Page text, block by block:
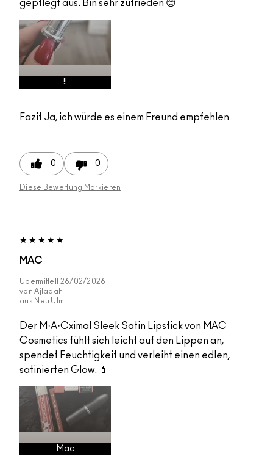
gepflegt aus. Bin sehr zufrieden 😊
!!
Fazit Ja, ich würde es einem Freund empfehlen
0 0
Diese Bewertung Markieren
MAC
Übermittelt 26/02/2026
von Ajlaaah
aus Neu Ulm
Der M·A·Cximal Sleek Satin Lipstick von MAC
Cosmetics fühlt sich leicht auf den Lippen an,
spendet Feuchtigkeit und verleiht einen edlen,
satinierten Glow. 💄
Mac